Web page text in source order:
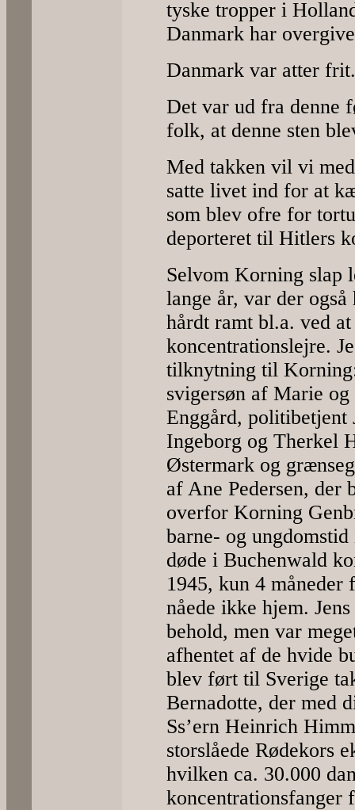
tyske tropper i
Danmark har
Danmark var atter frit.
Det var ud fra denne
folk, at denne sten
Med takken vil vi
satte livet ind for at
som blev ofre for
deporteret til Hitlers
Selvom Korning slap
lange år, var der
hårdt ramt bl.a. ved
koncentrationslejre.
tilknytning til
svigersøn af Marie
Enggård, politibetjent
Ingeborg og Therkel
Østermark og
af Ane Pedersen, der
overfor Korning
barne- og
døde i Buchenwald
1945, kun 4
nåede ikke hjem.
behold, men var
afhentet af de hvide
blev ført til Sverige
Bernadotte, der med
Ss’ern Heinrich
storslåede Rødekors
hvilken ca. 30.000
koncentrationsfanger